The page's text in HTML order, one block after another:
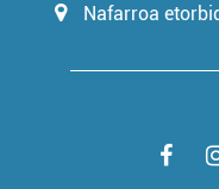
Nafarroa